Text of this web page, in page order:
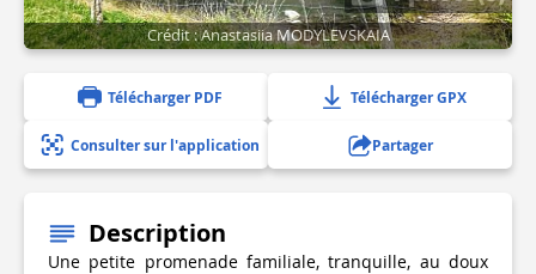
Crédit : Anastasiia MODYLEVSKAIA
Télécharger PDF Télécharger GPX
Consulter sur l'application Partager
Description
Une petite promenade familiale, tranquille, au doux